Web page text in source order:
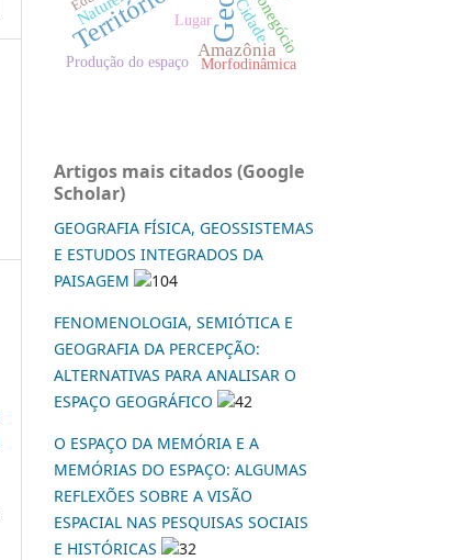
Território Amazônia
Cidade
Produção do espaço Morfodinâmica
Lugar
Artigos mais citados (Google
Scholar)
GEOGRAFIA FÍSICA, GEOSSISTEMAS
E ESTUDOS INTEGRADOS DA
PAISAGEM
104
FENOMENOLOGIA, SEMIÓTICA E
GEOGRAFIA DA PERCEPÇÃO:
ALTERNATIVAS PARA ANALISAR O
ESPAÇO GEOGRÁFICO
42
O ESPAÇO DA MEMÓRIA E A
MEMÓRIAS DO ESPAÇO: ALGUMAS
REFLEXÕES SOBRE A VISÃO
ESPACIAL NAS PESQUISAS SOCIAIS
E HISTÓRICAS
32